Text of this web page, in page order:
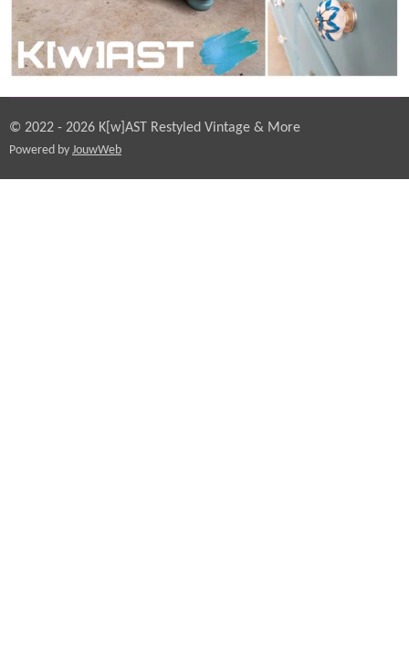
© 2022 - 2026 K[w]AST Restyled Vintage & More
Powered by JouwWeb